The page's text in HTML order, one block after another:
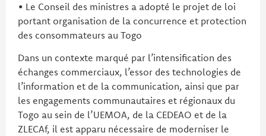
• Le Conseil des ministres a adopté le projet de loi
portant organisation de la concurrence et protection
des consommateurs au Togo
Dans un contexte marqué par l’intensification des
échanges commerciaux, l’essor des technologies de
l’information et de la communication, ainsi que par
les engagements communautaires et régionaux du
Togo au sein de l’UEMOA, de la CEDEAO et de la
ZLECAf, il est apparu nécessaire de moderniser le